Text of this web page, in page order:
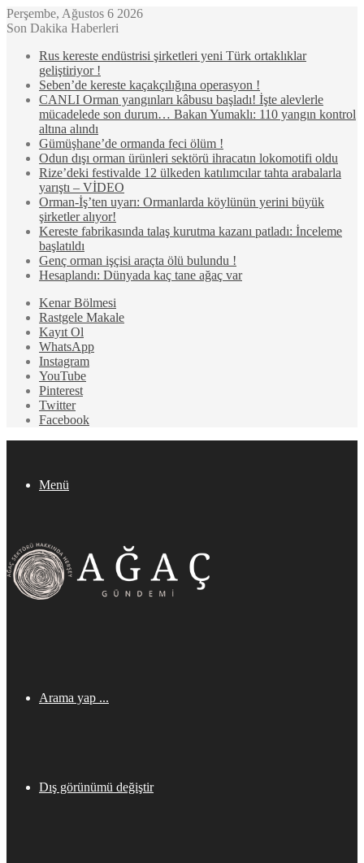
Perşembe, Ağustos 6 2026
Son Dakika Haberleri
Rus kereste endüstrisi şirketleri yeni Türk ortaklıklar
geliştiriyor !
Seben’de kereste kaçakçılığına operasyon !
CANLI Orman yangınları kâbusu başladı! İşte alevlerle
mücadelede son durum… Bakan Yumaklı: 110 yangın kontrol
altına alındı
Gümüşhane’de ormanda feci ölüm !
Odun dışı orman ürünleri sektörü ihracatın lokomotifi oldu
Rize’deki festivalde 12 ülkeden katılımcılar tahta arabalarla
yarıştı – VİDEO
Orman-İş’ten uyarı: Ormanlarda köylünün yerini büyük
şirketler alıyor!
Kereste fabrikasında talaş kurutma kazanı patladı: İnceleme
başlatıldı
Genç orman işçisi araçta ölü bulundu !
Hesaplandı: Dünyada kaç tane ağaç var
Kenar Bölmesi
Rastgele Makale
Kayıt Ol
WhatsApp
Instagram
YouTube
Pinterest
Twitter
Facebook
Menü
Arama yap ...
Dış görünümü değiştir